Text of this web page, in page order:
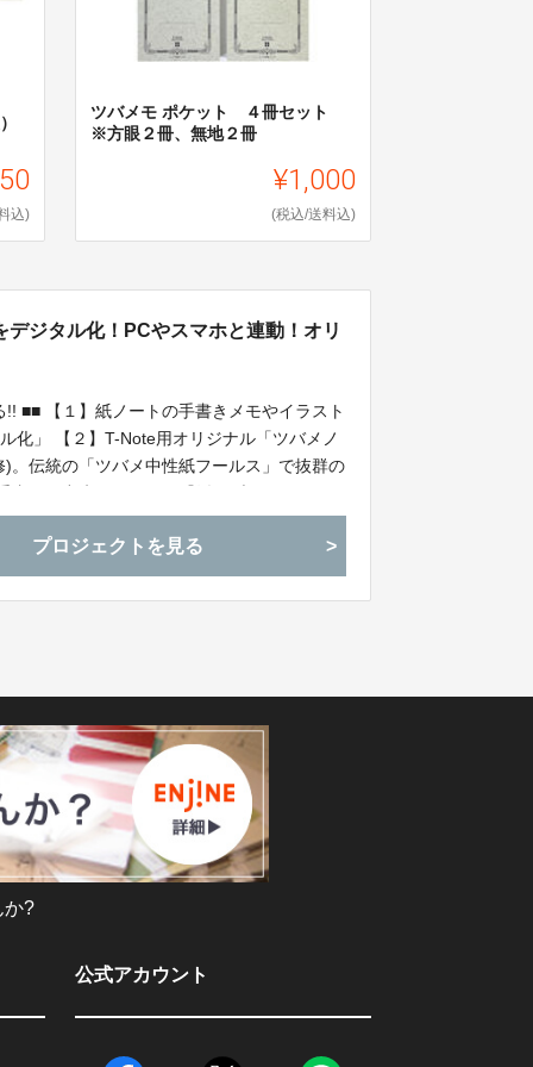
込)
ツバメモ ポケット ４冊セット
※方眼２冊、無地２冊
¥1,000
(税込/送料込)
ジタル化！PCやスマホと連動！オリ
■■ 【１】紙ノートの手書きメモやイラスト
化」 【２】T-Note用オリジナル「ツバメノ
。伝統の「ツバメ中性紙フールス」で抜群の
プロジェクトを見る
か?
公式アカウント